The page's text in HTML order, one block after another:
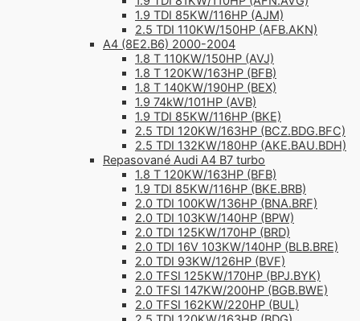
1.9 TDI 85KW/116HP (AJM)
2.5 TDI 110KW/150HP (AFB.AKN)
A4 (8E2.B6) 2000-2004
1.8 T 110KW/150HP (AVJ)
1.8 T 120KW/163HP (BFB)
1.8 T 140KW/190HP (BEX)
1.9 74kW/101HP (AVB)
1.9 TDI 85KW/116HP (BKE)
2.5 TDI 120KW/163HP (BCZ.BDG.BFC)
2.5 TDI 132KW/180HP (AKE.BAU.BDH)
Repasované Audi A4 B7 turbo
1.8 T 120KW/163HP (BFB)
1.9 TDI 85KW/116HP (BKE.BRB)
2.0 TDI 100KW/136HP (BNA.BRF)
2.0 TDI 103KW/140HP (BPW)
2.0 TDI 125KW/170HP (BRD)
2.0 TDI 16V 103KW/140HP (BLB.BRE)
2.0 TDI 93KW/126HP (BVF)
2.0 TFSI 125KW/170HP (BPJ.BYK)
2.0 TFSI 147KW/200HP (BGB.BWE)
2.0 TFSI 162KW/220HP (BUL)